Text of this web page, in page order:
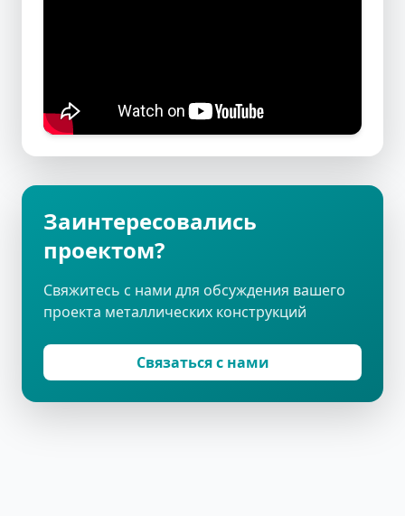
Заинтересовались
проектом?
Свяжитесь с нами для обсуждения вашего
проекта металлических конструкций
Связаться с нами